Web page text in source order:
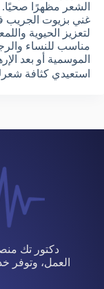
الشعر مظهرًا صحيًا.
غني بزيوت الجريب
لتعزيز الحيوية
مناسب للنساء
الموسمية أو بعد
استعيدي كثافة
دكتور تك
العمل، وتوفر